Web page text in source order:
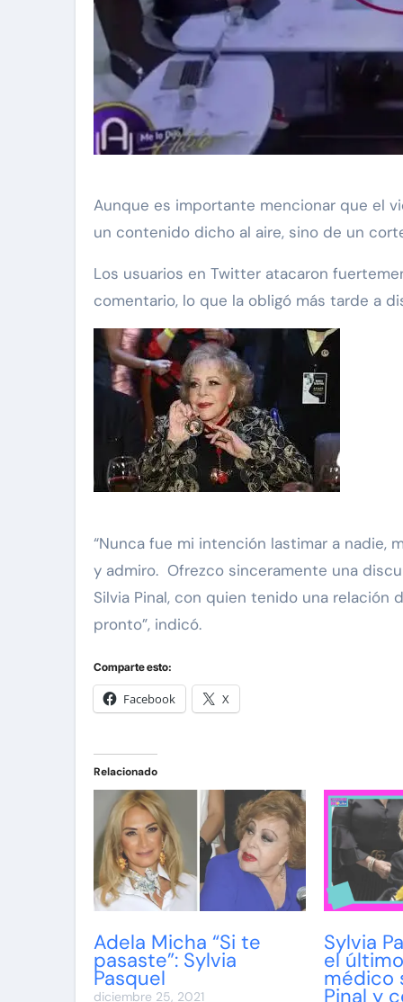
Aunque es importante mencionar que el
un contenido dicho al aire, sino de un
Los usuarios en Twitter atacaron
comentario, lo que la obligó más tarde a
“Nunca fue mi intención lastimar a nadie,
y admiro. Ofrezco sinceramente una
Silvia Pinal, con quien tenido una
pronto”, indicó.
Comparte esto:
Facebook X
Relacionado
Adela Micha “Si te
pasaste”: Sylvia
Pasquel
diciembre 25, 2021
Sylvia
el
médico
Pinal y